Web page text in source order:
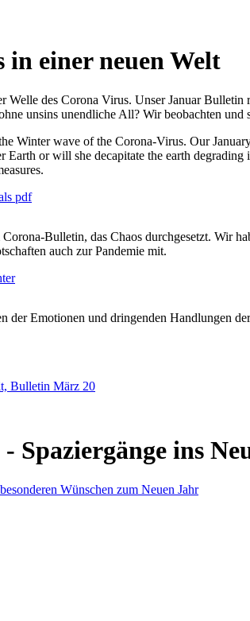
in einer neuen Welt
Welle des Corona Virus. Unser Januar
unsins unendliche All? Wir beobachten
Winter wave of the Corona-Virus. Our
or will she decapitate the earth degrading
pdf
Bulletin, das Chaos durchgesetzt. Wir
auch zur Pandemie mit.
Emotionen und dringenden Handlungen
Bulletin März 20
Spaziergänge ins
Wünschen zum Neuen Jahr